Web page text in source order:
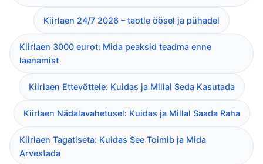
Kiirlaen 24/7 2026 – taotle öösel ja pühadel
Kiirlaen 3000 eurot: Mida peaksid teadma enne
laenamist
Kiirlaen Ettevõttele: Kuidas ja Millal Seda Kasutada
Kiirlaen Nädalavahetusel: Kuidas ja Millal Saada Raha
Kiirlaen Tagatiseta: Kuidas See Toimib ja Mida
Arvestada